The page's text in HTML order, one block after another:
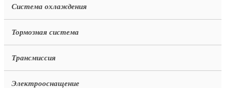
Система охлаждения
Тормозная система
Трансмиссия
Электрооснащение